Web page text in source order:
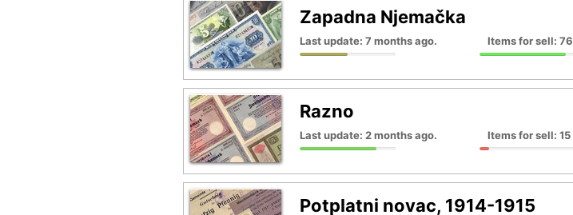
Zapadna Njemačka
Last update: 7 months ago. Items for sell: 76
Razno
Last update: 2 months ago. Items for sell: 15
Potplatni novac, 1914-1915